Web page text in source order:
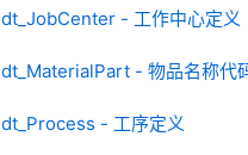
dt_JobCenter - 工作中心定义
dt_MaterialPart - 物品名称代
dt_Process - 工序定义